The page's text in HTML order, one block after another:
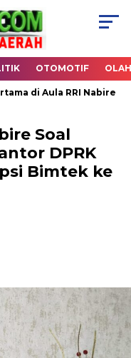
OTOMOTIF
Aula RRI Nabire
Soal
DPRK
Bimtek ke